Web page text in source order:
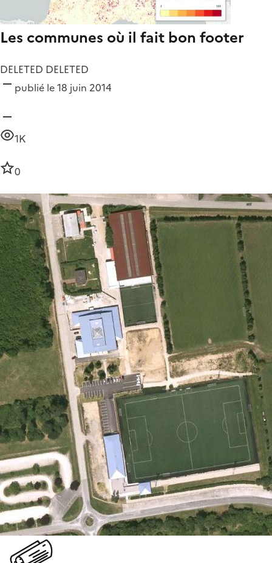
Les communes où il fait bon footer
DELETED DELETED
publié le 18 juin 2014
1K
0